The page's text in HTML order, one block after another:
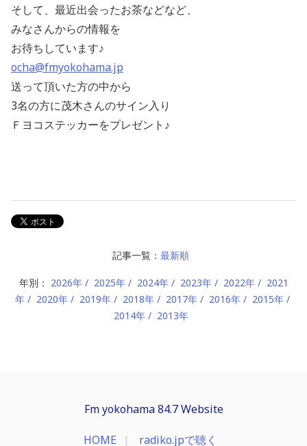
そして、最近出会ったお茶などなど、
みなさんからの情報を
お待ちしています♪
ocha@fmyokohama.jp
送って頂いた方の中から
3名の方に茂木さんのサイン入り
Ｆヨコステッカーをプレゼント♪
記事一覧： 最新順
年別： 2026年 2025年 2024年 2023年 2022年
2021
年
2020年 2019年 2018年 2017年 2016年
2015年
2014年
2013年
Fm yokohama 84.7 Website
HOME radiko.jpで聴く